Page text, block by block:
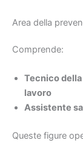
Area della
Comprende:
Tecnico
lavoro
Assistente
Queste figure